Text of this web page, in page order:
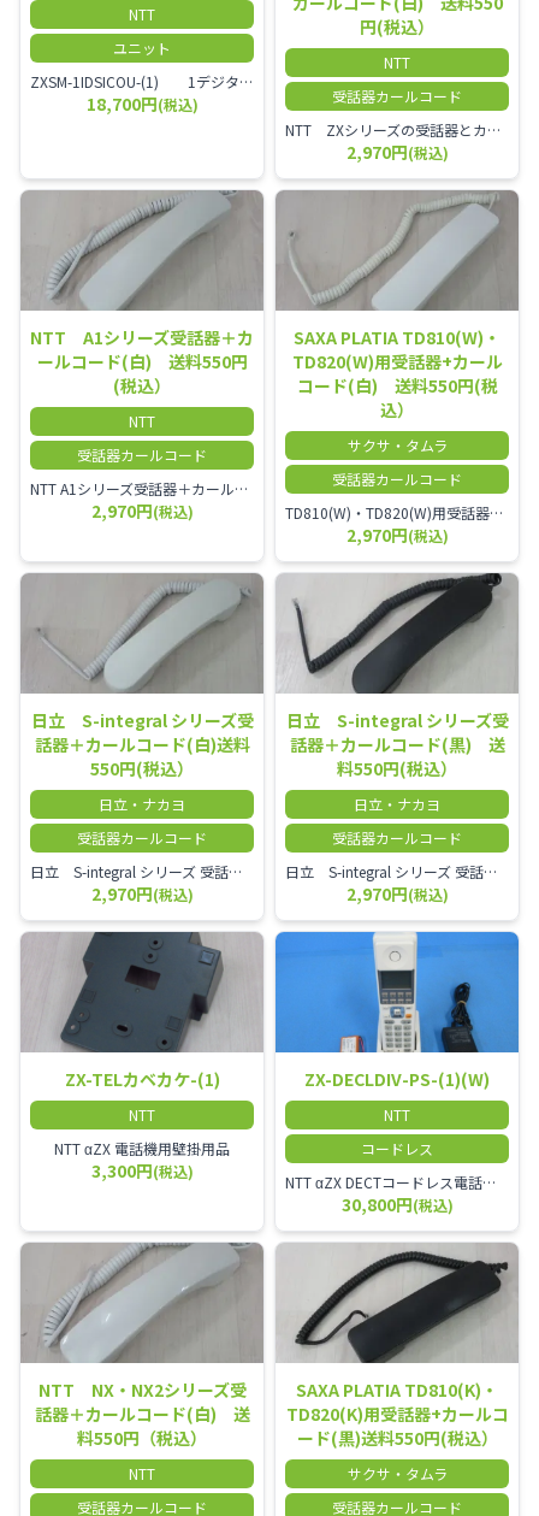
NTT
ユニット
ZXSM-1IDSICOU-(1) 1デジタル局線ユニット
18,700円(税込)
円(税込）
NTT
受話器カールコード
NTT ZXシリーズの受話器とカールコードセット／本商品は中古品となります。 写真では分かりにくいキズ・汚れなどの使用感があります。 経年変化で日焼けの色味が強くなる場合がございます。 予めご理解・ご了承頂きますようお願いいたします。
2,970円(税込)
NTT A1シリーズ受話器＋カ
ールコード(白) 送料550円
(税込）
NTT
受話器カールコード
NTT A1シリーズ受話器＋カールコード セット／本商品は中古品となります。 写真では分かりにくいキズ・汚れなどの使用感があります。 経年変化で日焼けの色味が強くなる場合がございます。 予めご理解・ご了承頂きますようお願いいたします。
2,970円(税込)
SAXA PLATIA TD810(W)・
TD820(W)用受話器+カール
コード(白) 送料550円(税
込）
サクサ・タムラ
受話器カールコード
TD810(W)・TD820(W)用受話器＋カールコード セット／本商品は中古品となります。 写真では分かりにくいキズ・汚れなどの使用感があります。 予めご理解・ご了承頂きますようお願いいたします。
2,970円(税込)
日立 S-integral シリーズ受
話器＋カールコード(白)送料
550円(税込）
日立・ナカヨ
受話器カールコード
日立 S-integral シリーズ 受話器＋カールコード セット（白）／本商品は中古品となります。 写真では分かりにくいキズ・汚れなどの使用感があります。 経年変化で日焼けの色味が強くなる場合がございます。 予めご理解・ご了承頂きますようお願いいたします。
2,970円(税込)
日立 S-integral シリーズ受
話器＋カールコード(黒) 送
料550円(税込）
日立・ナカヨ
受話器カールコード
日立 S-integral シリーズ 受話器＋カールコード セット（黒）／本商品は中古品となります。 写真では分かりにくいキズ・汚れなどの使用感があります。 経年変化で日焼けの色味が強くなる場合がございます。 予めご理解・ご了承頂きますようお願いいたします。
2,970円(税込)
ZX-TELカベカケ-(1)
NTT
NTT αZX 電話機用壁掛用品
3,300円(税込)
ZX-DECLDIV-PS-(1)(W)
NTT
コードレス
NTT αZX DECTコードレス電話機(ダイバーシティ方式)
30,800円(税込)
NTT NX・NX2シリーズ受
話器＋カールコード(白) 送
料550円（税込）
NTT
受話器カールコード
SAXA PLATIA TD810(K)・
TD820(K)用受話器+カールコ
ード(黒)送料550円(税込）
サクサ・タムラ
受話器カールコード